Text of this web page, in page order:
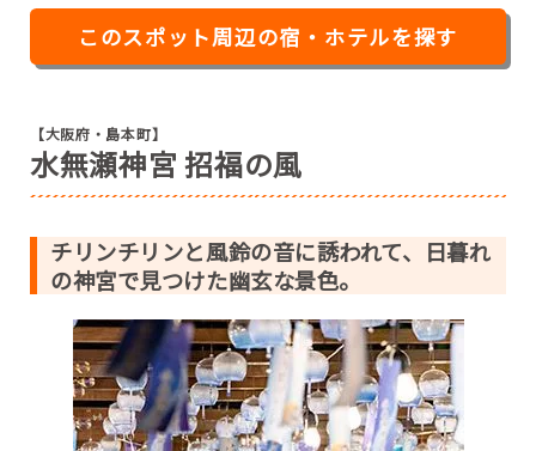
このスポット周辺の宿・ホテルを探す
【大阪府・島本町】
水無瀬神宮 招福の風
チリンチリンと風鈴の音に誘われて、日暮れ
の神宮で見つけた幽玄な景色。